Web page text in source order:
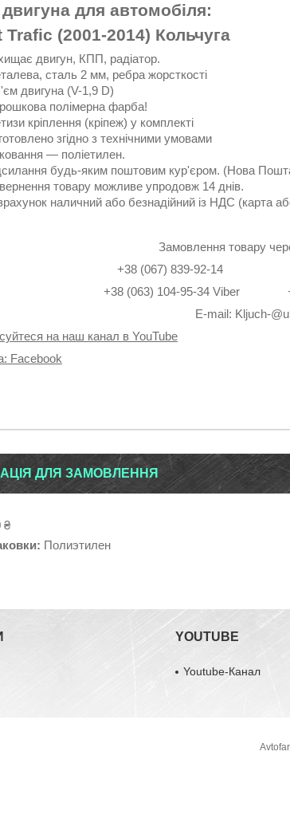
для автомобіля:
Trafic (2001-2014) Кольчуга
двигун, КПП, радіатор.
сталь 2 мм, ребра жорсткості
двигуна (V-1,9 D)
полімерна фарба!
кріплення (кріпеж) у комплекті
згідно з технічними умовами
— поліетилен.
будь-яким поштовим кур'єром. (Нова
товару можливе упродовж 14 днів.
наличний або безнадійний із НДС (карта
Замовлення товару
+38 (067) 839-92-14 +38
+38 (063) 104-95-34 Viber
Е-mail: Kljuch-
на наш канал в YouTube
Facebook
ДЛЯ ЗАМОВЛЕННЯ
₴
Полиэтилен
YOUTUBE
Youtube-Канал